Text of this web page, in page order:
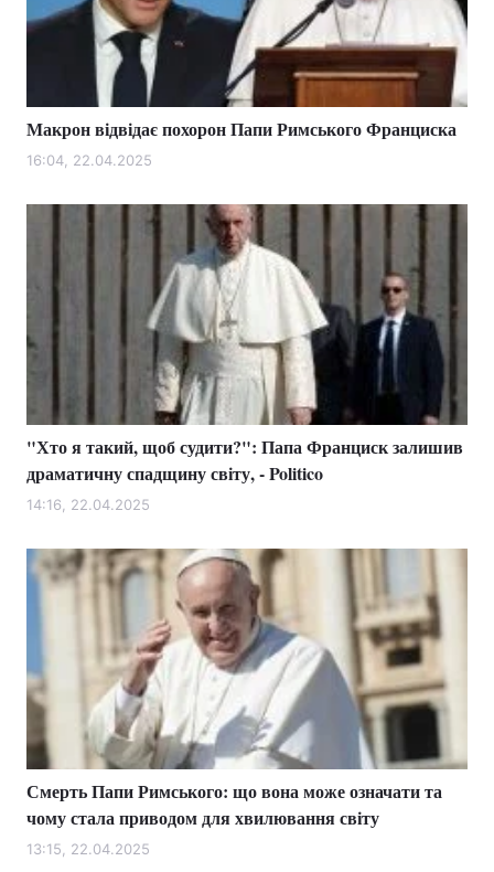
Макрон відвідає похорон Папи Римського Франциска
16:04, 22.04.2025
"Хто я такий, щоб судити?": Папа Франциск залишив
драматичну спадщину світу, - Politico
14:16, 22.04.2025
Смерть Папи Римського: що вона може означати та
чому стала приводом для хвилювання світу
13:15, 22.04.2025